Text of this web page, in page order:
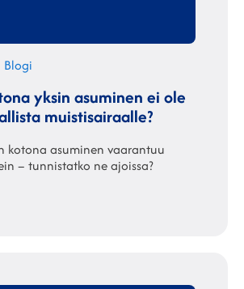
Kategoriat
Blogi
yksin asuminen ei ole
muistisairaalle?
kotona asuminen vaarantuu
– tunnistatko ne ajoissa?